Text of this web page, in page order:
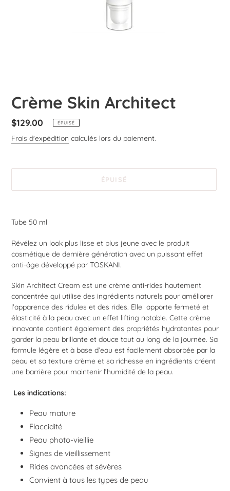
Crème Skin Architect
Prix
normal
$129.00 ÉPUISÉ
Frais d'expédition calculés lors du paiement.
ÉPUISÉ
produit
Tube 50 ml
Révélez un look plus lisse et plus jeune avec le produit
cosmétique de dernière génération avec un puissant effet
anti-âge développé par TOSKANI.
Skin Architect Cream est une crème anti-rides hautement
concentrée qui utilise des ingrédients naturels pour améliorer
l'apparence des ridules et des rides. Elle apporte fermeté et
élasticité à la peau avec un effet lifting notable. Cette crème
innovante contient également des propriétés hydratantes pour
garder la peau brillante et douce tout au long de la journée. Sa
formule légère et à base d’eau est facilement absorbée par la
peau et sa texture crème et sa richesse en ingrédients créent
une barrière pour maintenir l’humidité de la peau.
Les indications:
Peau mature
Flaccidité
Peau photo-vieillie
Signes de vieillissement
Rides avancées et sévères
Convient à tous les types de peau